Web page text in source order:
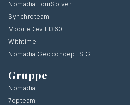
Nomadia TourSolver
Synchroteam
MobileDev FI360
Withtime
Nomadia Geoconcept SIG
Gruppe
Nomadia
7opteam